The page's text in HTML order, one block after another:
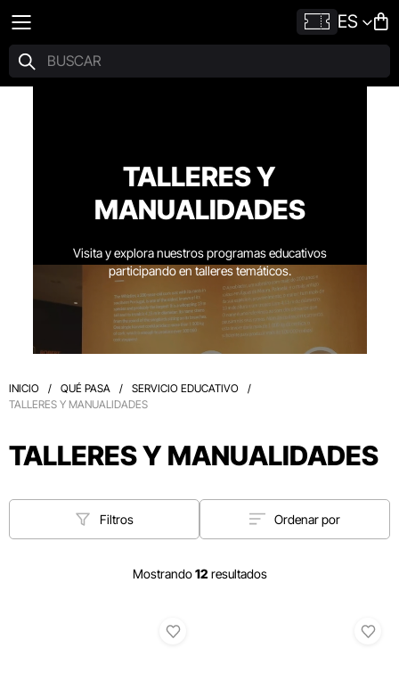
ES
TALLERES Y
MANUALIDADES
Visita y explora nuestros programas educativos
participando en talleres temáticos.
INICIO / QUÉ PASA / SERVICIO EDUCATIVO
/
TALLERES Y MANUALIDADES
TALLERES Y MANUALIDADES
Filtros Ordenar por
Mostrando12 resultados